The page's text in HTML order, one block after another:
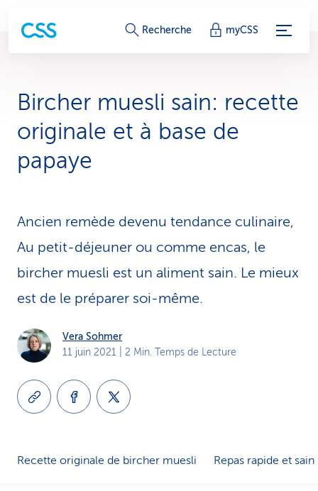
L
n
s
s
e
r
e
Recherche myCSS
Bircher muesli sain: recette
originale et à base de
papaye
Ancien remède devenu tendance culinaire,
Au petit-déjeuner ou comme encas, le
bircher muesli est un aliment sain. Le mieux
est de le préparer soi-même.
Vera Sohmer
11 juin 2021 | 2 Min. Temps de Lecture
Recette originale de bircher muesli Repas rapide et sain